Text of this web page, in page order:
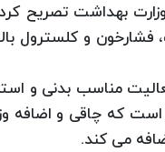
وزارت بهداشت تصریح
فشارخون و کلسترول
مناسب بدنی و
است که چاقی و
می کند.